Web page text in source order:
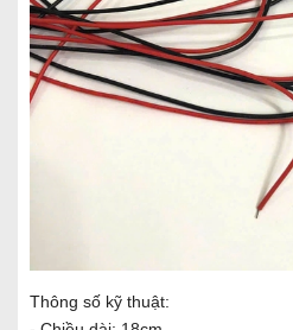
Thông số kỹ thuật: